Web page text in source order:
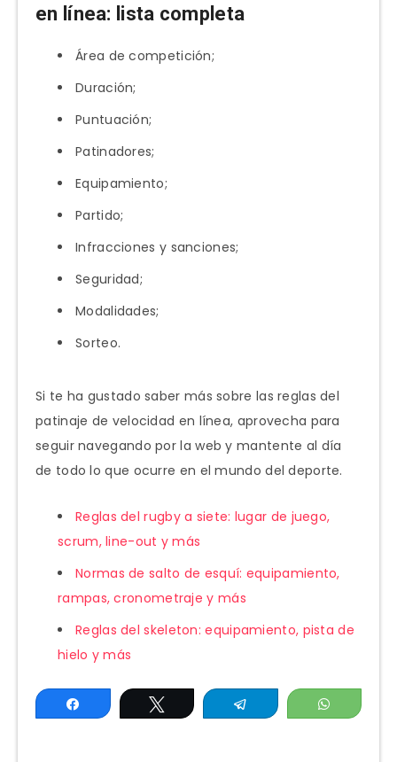
en línea: lista completa
Área de competición;
Duración;
Puntuación;
Patinadores;
Equipamiento;
Partido;
Infracciones y sanciones;
Seguridad;
Modalidades;
Sorteo.
Si te ha gustado saber más sobre las reglas del
patinaje de velocidad en línea, aprovecha para
seguir navegando por la web y mantente al día
de todo lo que ocurre en el mundo del deporte.
Reglas del rugby a siete: lugar de juego,
scrum, line-out y más
Normas de salto de esquí: equipamiento,
rampas, cronometraje y más
Reglas del skeleton: equipamiento, pista de
hielo y más
Compartir Twittear Telegram